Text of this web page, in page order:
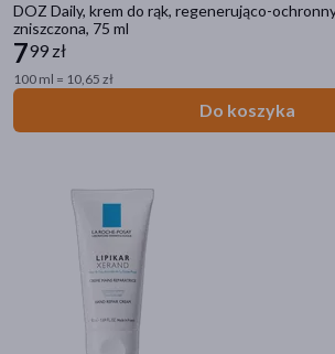
DOZ Daily, krem do rąk, regenerująco-
zniszczona, 75 ml
799 zł
100 ml = 10,65 zł
Do koszyka